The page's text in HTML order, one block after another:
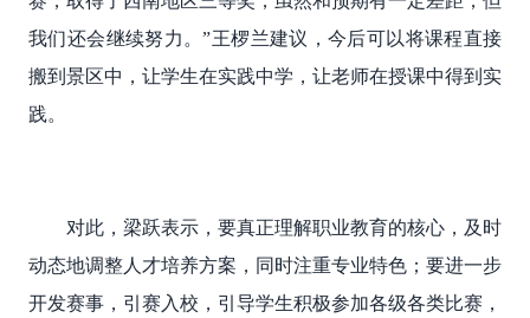
我们还会继续努力。”王椤兰建议，今后可以将课程直接
搬到景区中，让学生在实践中学，让老师在授课中得到实
践。
对此，梁跃表示，要真正理解职业教育的核心，及时
动态地调整人才培养方案，同时注重专业特色；要进一步
开发赛事，引赛入校，引导学生积极参加各级各类比赛，